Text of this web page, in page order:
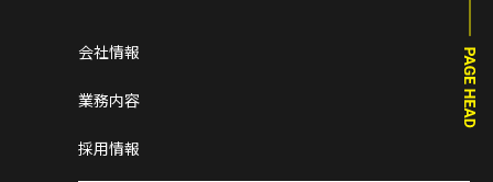
会社情報
業務内容
採用情報